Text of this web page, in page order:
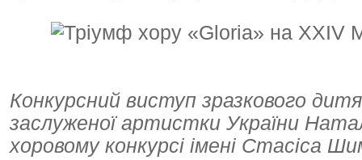
Конкурсний виступ зразкового
заслуженої артистки України
хоровому конкурсі імені Стасіса